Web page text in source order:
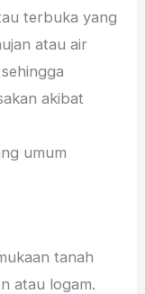
terbuka yang
atau air
akibat
umum
tanah
atau logam.